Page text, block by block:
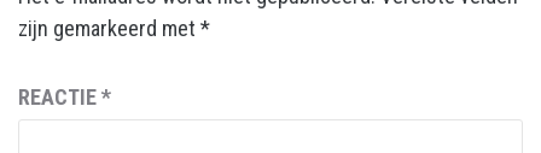
zijn gemarkeerd met *
REACTIE*